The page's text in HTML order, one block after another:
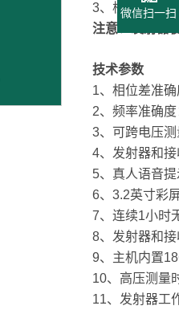
3、核相操作
注意：发射器
技术参数
1、相位差准
2、频率准确
3、可跨电压
4、发射器和
5、真人语音
6、3.2英寸彩
7、连续1小时
8、发射器和
9、主机内置
10、高压测量
11、发射器工
微信扫一扫